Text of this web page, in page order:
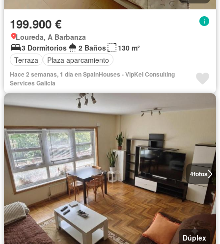
199.900 €
Loureda, A Barbanza
3 Dormitorios
2 Baños
130 m²
Terraza
Plaza aparcamiento
Hace 2 semanas, 1 día en SpainHouses - VipKel Consulting
Services Galicia
4fotos
Dúplex